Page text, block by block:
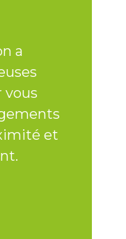
a
vous
et